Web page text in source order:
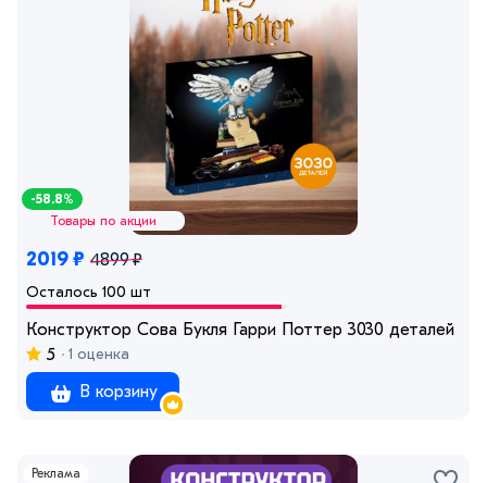
-58.8%
Товары по акции
2019 ₽ 4899 ₽
Осталось 100 шт
Конструктор Сова Букля Гарри Поттер 3030 деталей
5
1 оценка
В корзину
Реклама